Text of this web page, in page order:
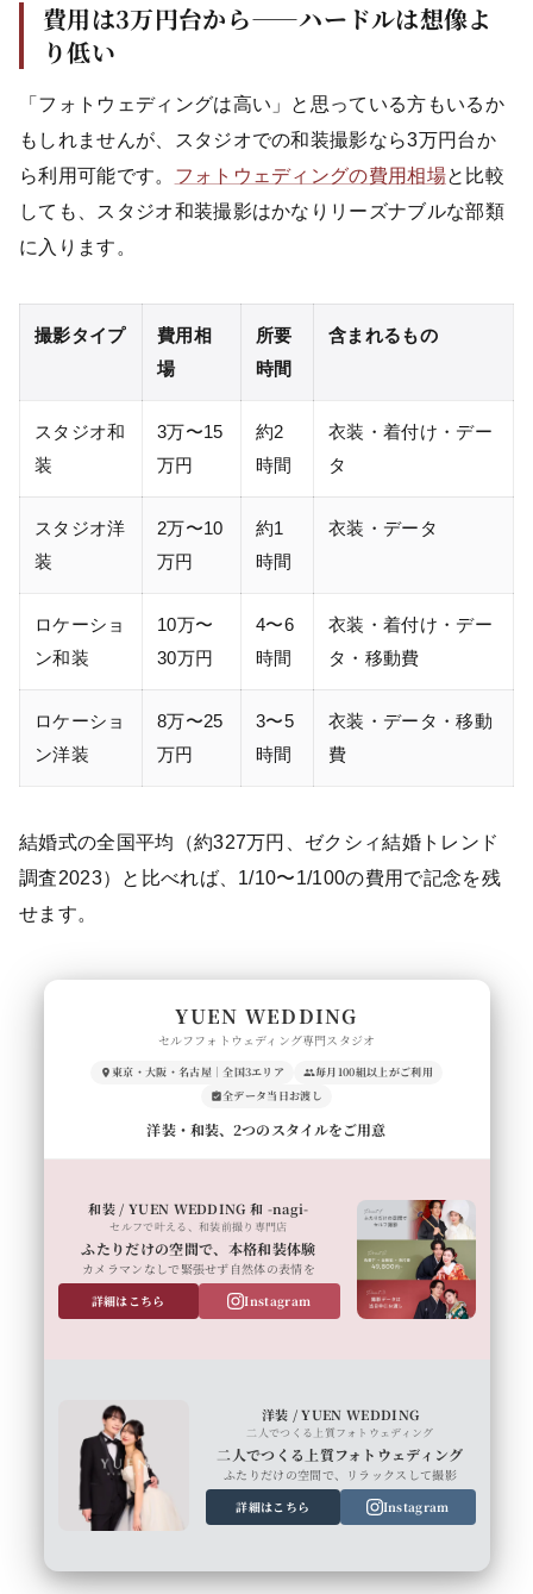
費用は3万円台から——ハードルは想像よ
り低い
「フォトウェディングは高い」と思っている方もいるか
もしれませんが、スタジオでの和装撮影なら3万円台か
ら利用可能です。 フォトウェディングの費用相場と比較
しても、スタジオ和装撮影はかなりリーズナブルな部類
に入ります。
撮影タイプ
費用相
場
所要
時間
含まれるもの
スタジオ和
装
3万〜15
万円
約2
時間
衣装・着付け・デー
タ
スタジオ洋
装
2万〜10
万円
約1
時間
衣装・データ
ロケーショ
ン和装
10万〜
30万円
4〜6
時間
衣装・着付け・デー
タ・移動費
ロケーショ
ン洋装
8万〜25
万円
3〜5
時間
衣装・データ・移動
費
結婚式の全国平均（約327万円、ゼクシィ結婚トレンド
調査2023）と比べれば、1/10〜1/100の費用で記念を残
せます。
YUEN WEDDING
セルフフォトウェディング専門スタジオ
東京・大阪・名古屋｜全国3エリア
毎月100組以上がご利用
全データ当日お渡し
洋装・和装、2つのスタイルをご用意
和装 / YUEN WEDDING 和 -nagi-
セルフで叶える、和装前撮り専門店
ふたりだけの空間で、本格和装体験
カメラマンなしで緊張せず自然体の表情を
詳細はこちら
Instagram
洋装 / YUEN WEDDING
二人でつくる上質フォトウェディング
二人でつくる上質フォトウェディング
ふたりだけの空間で、リラックスして撮影
詳細はこちら
Instagram